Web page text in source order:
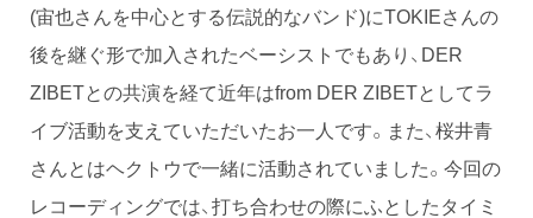
(宙也さんを中心とする伝説的なバンド)にTOKIEさんの
後を継ぐ形で加入されたベーシストでもあり、DER
ZIBETとの共演を経て近年はfrom DER ZIBETとしてラ
イブ活動を支えていただいたお一人です。また、桜井青
さんとはヘクトウで一緒に活動されていました。今回の
レコーディングでは、打ち合わせの際にふとしたタイミ